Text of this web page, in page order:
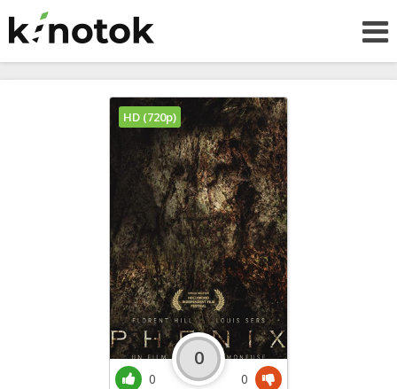
HD (720p)
0
0
0